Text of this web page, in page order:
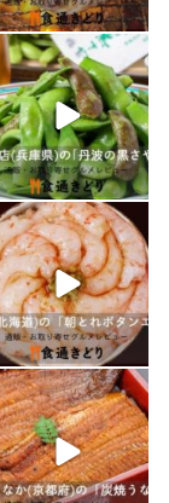
1月 18
shokutuu_kidori
1月 15
shokutuu_kidori
1月 8
shokutuu_kidori